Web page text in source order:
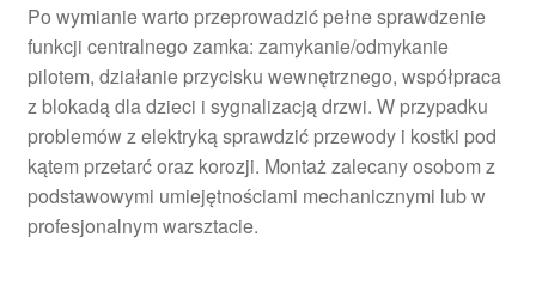
Po wymianie warto przeprowadzić pełne sprawdzenie
funkcji centralnego zamka: zamykanie/odmykanie
pilotem, działanie przycisku wewnętrznego, współpraca
z blokadą dla dzieci i sygnalizacją drzwi. W przypadku
problemów z elektryką sprawdzić przewody i kostki pod
kątem przetarć oraz korozji. Montaż zalecany osobom z
podstawowymi umiejętnościami mechanicznymi lub w
profesjonalnym warsztacie.